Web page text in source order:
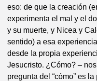
eso: de que la creación
experimenta el mal y el
y su muerte, y Nicea y
sentido) a esa
desde la propia
Jesucristo. ¿Cómo? –
pregunta del “cómo” es